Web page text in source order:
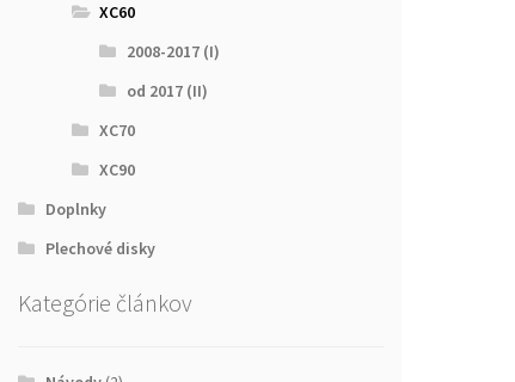
XC60
2008-2017 (I)
od 2017 (II)
XC70
XC90
Doplnky
Plechové disky
Kategórie článkov